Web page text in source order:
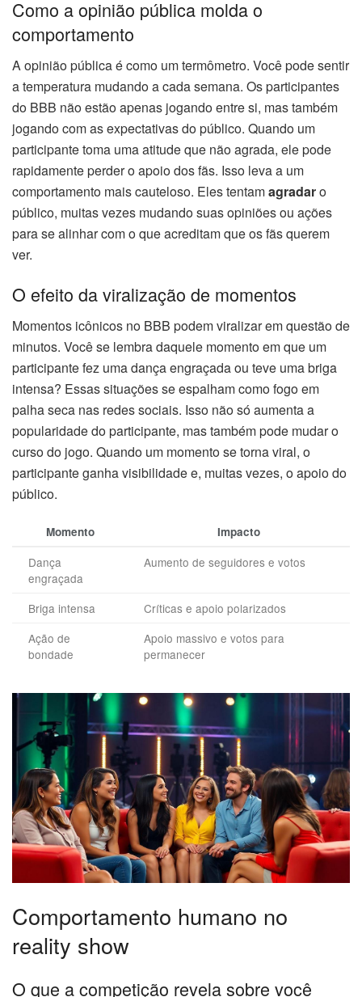
Como a opinião pública molda o
comportamento
A opinião pública é como um termômetro. Você pode sentir
a temperatura mudando a cada semana. Os participantes
do BBB não estão apenas jogando entre si, mas também
jogando com as expectativas do público. Quando um
participante toma uma atitude que não agrada, ele pode
rapidamente perder o apoio dos fãs. Isso leva a um
comportamento mais cauteloso. Eles tentamagradaro
público, muitas vezes mudando suas opiniões ou ações
para se alinhar com o que acreditam que os fãs querem
ver.
O efeito da viralização de momentos
Momentos icônicos no BBB podem viralizar em questão de
minutos. Você se lembra daquele momento em que um
participante fez uma dança engraçada ou teve uma briga
intensa? Essas situações se espalham como fogo em
palha seca nas redes sociais. Isso não só aumenta a
popularidade do participante, mas também pode mudar o
curso do jogo. Quando um momento se torna viral, o
participante ganha visibilidade e, muitas vezes, o apoio do
público.
Momento Impacto
Dança
engraçada
Aumento de seguidores e votos
Briga intensa
Críticas e apoio polarizados
Ação de
bondade
Apoio massivo e votos para
permanecer
Comportamento humano no
reality show
O que a competição revela sobre você